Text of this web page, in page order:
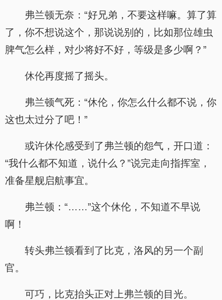
弗兰顿无奈：“好兄弟，不要这样嘛。算了算
了，你不想说这个，那说说别的，比如那位雄虫
脾气怎么样，对少将好不好，等级是多少啊？”
休伦再度摇了摇头。
弗兰顿气死：“休伦，你怎么什么都不说，你
这也太过分了吧！”
或许休伦感受到了弗兰顿的怨气，开口道：
“我什么都不知道，说什么？”说完走向指挥室，
准备星舰启航事宜。
弗兰顿：“……”这个休伦，不知道不早说
啊！
转头弗兰顿看到了比克，洛风的另一个副
官。
可巧，比克抬头正对上弗兰顿的目光。